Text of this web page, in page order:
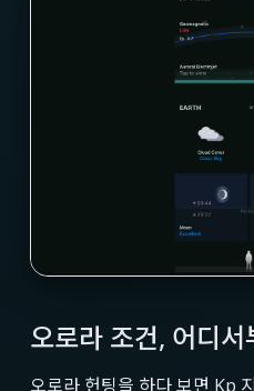
오로라 조건, 어디
오로라 헌팅을 하다 보면 Kp